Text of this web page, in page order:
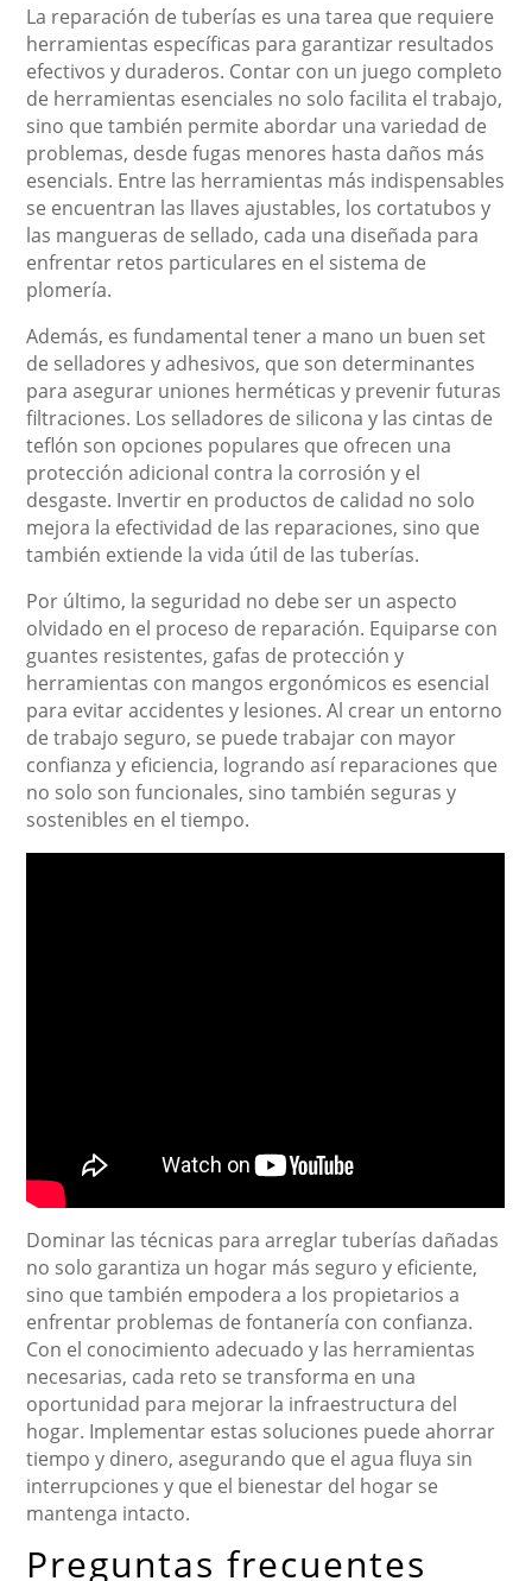
La reparación de tuberías es una tarea que requiere
herramientas específicas para garantizar resultados
efectivos y duraderos. Contar con un juego completo
de herramientas esenciales no solo facilita el trabajo,
sino que también permite abordar una variedad de
problemas, desde fugas menores hasta daños más
esencials. Entre las herramientas más indispensables
se encuentran las llaves ajustables, los cortatubos y
las mangueras de sellado, cada una diseñada para
enfrentar retos particulares en el sistema de
plomería.
Además, es fundamental tener a mano un buen set
de selladores y adhesivos, que son determinantes
para asegurar uniones herméticas y prevenir futuras
filtraciones. Los selladores de silicona y las cintas de
teflón son opciones populares que ofrecen una
protección adicional contra la corrosión y el
desgaste. Invertir en productos de calidad no solo
mejora la efectividad de las reparaciones, sino que
también extiende la vida útil de las tuberías.
Por último, la seguridad no debe ser un aspecto
olvidado en el proceso de reparación. Equiparse con
guantes resistentes, gafas de protección y
herramientas con mangos ergonómicos es esencial
para evitar accidentes y lesiones. Al crear un entorno
de trabajo seguro, se puede trabajar con mayor
confianza y eficiencia, logrando así reparaciones que
no solo son funcionales, sino también seguras y
sostenibles en el tiempo.
Dominar las técnicas para arreglar tuberías dañadas
no solo garantiza un hogar más seguro y eficiente,
sino que también empodera a los propietarios a
enfrentar problemas de fontanería con confianza.
Con el conocimiento adecuado y las herramientas
necesarias, cada reto se transforma en una
oportunidad para mejorar la infraestructura del
hogar. Implementar estas soluciones puede ahorrar
tiempo y dinero, asegurando que el agua fluya sin
interrupciones y que el bienestar del hogar se
mantenga intacto.
Preguntas frecuentes